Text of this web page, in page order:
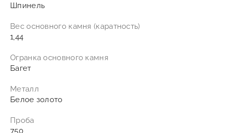
Шпинель
Вес основного камня (каратность)
1,44
Огранка основного камня
Багет
Металл
Белое золото
Проба
750